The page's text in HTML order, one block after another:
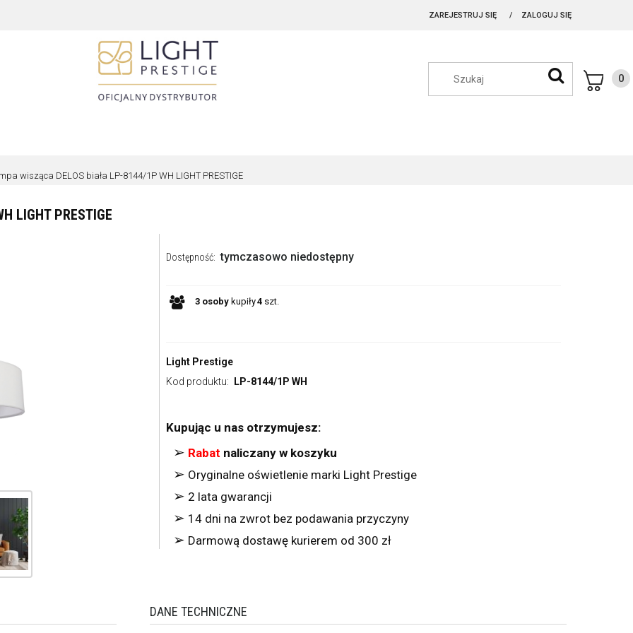
ZAREJESTRUJ SIĘ ZALOGUJ SIĘ
wisząca DELOS biała LP-8144/1P WH LIGHT PRESTIGE
LIGHT PRESTIGE
Dostępność: tymczasowo niedostępny
3 osoby kupiły4 szt.
Light Prestige
Kod produktu: LP-8144/1P WH
Kupując u nas otrzymujesz:
➢ Rabat naliczany w koszyku
➢ Oryginalne oświetlenie marki Light Prestige
➢ 2 lata gwarancji
➢ 14 dni na zwrot bez podawania przyczyny
➢ Darmową dostawę kurierem od 300 zł
DANE TECHNICZNE